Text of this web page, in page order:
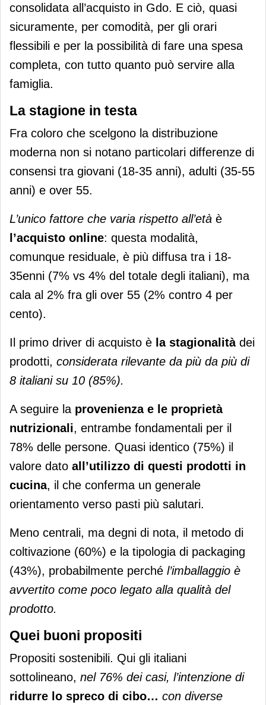
consolidata all’acquisto in Gdo. E ciò, quasi
sicuramente, per comodità, per gli orari
flessibili e per la possibilità di fare una spesa
completa, con tutto quanto può servire alla
famiglia.
La stagione in testa
Fra coloro che scelgono la distribuzione
moderna non si notano particolari differenze di
consensi tra giovani (18-35 anni), adulti (35-55
anni) e over 55.
L’unico fattore che varia rispetto all’età è
l’acquisto online: questa modalità,
comunque residuale, è più diffusa tra i 18-
35enni (7% vs 4% del totale degli italiani), ma
cala al 2% fra gli over 55 (2% contro 4 per
cento).
Il primo driver di acquisto è la stagionalitàdei
prodotti, considerata rilevante da più da più di
8 italiani su 10 (85%).
A seguire la provenienza e le proprietà
nutrizionali, entrambe fondamentali per il
78% delle persone. Quasi identico (75%) il
valore dato all’utilizzo di questi prodotti in
cucina, il che conferma un generale
orientamento verso pasti più salutari.
Meno centrali, ma degni di nota, il metodo di
coltivazione (60%) e la tipologia di packaging
(43%), probabilmente perché l’imballaggio è
avvertito come poco legato alla qualità del
prodotto.
Quei buoni propositi
Propositi sostenibili. Qui gli italiani
sottolineano, nel 76% dei casi, l’intenzione di
ridurre lo spreco di cibo… con diverse